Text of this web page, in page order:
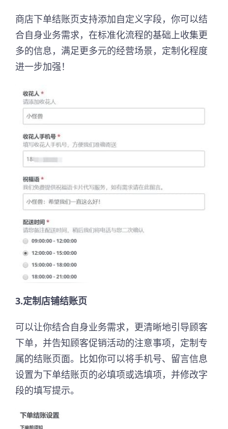
商店下单结账页支持添加自定义字段，你可以结
合自身业务需求，在标准化流程的基础上收集更
多的信息，满足更多元的经营场景，定制化程度
进一步加强！
3.定制店铺结账页
可以让你结合自身业务需求，更清晰地引导顾客
下单，并告知顾客促销活动的注意事项，定制专
属的结账页面。比如你可以将手机号、留言信息
设置为下单结账页的必填项或选填项，并修改字
段的填写提示。